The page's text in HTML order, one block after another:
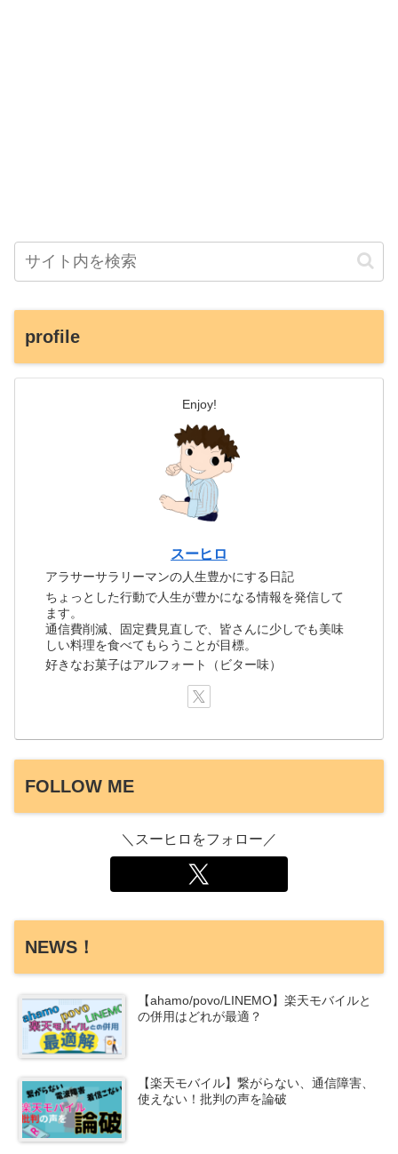
profile
Enjoy!
スーヒロ
アラサーサラリーマンの人生豊かにする日記
ちょっとした行動で人生が豊かになる情報を発信して
ます。
通信費削減、固定費見直しで、皆さんに少しでも美味
しい料理を食べてもらうことが目標。
好きなお菓子はアルフォート（ビター味）
FOLLOW ME
＼スーヒロをフォロー／
NEWS！
【ahamo/povo/LINEMO】楽天モバイルと
の併用はどれが最適？
【楽天モバイル】繋がらない、通信障害、
使えない！批判の声を論破